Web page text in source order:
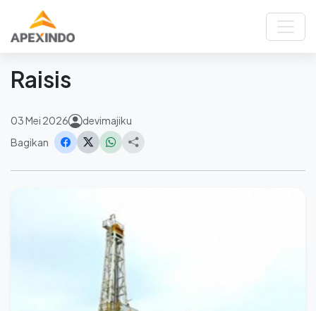
Beranda
Kembali
Raisis
03 Mei 2026
devimajiku
Bagikan